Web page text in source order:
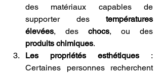
des matériaux capables de
supporter des températures
élevées, des chocs
produits chimiques.
Les propriétés esthétiques :
Certaines personnes recherchent